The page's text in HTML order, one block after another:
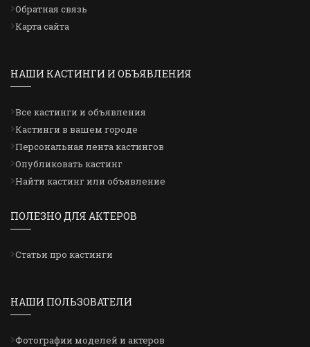
Обратная связь
Карта сайта
НАШИ КАСТИНГИ И ОБЪЯВЛЕНИЯ
Все кастинги и объявления
Кастинги в вашем городе
Персональная лента кастингов
Опубликовать кастинг
Найти кастинг или объявление
ПОЛЕЗНО ДЛЯ АКТЕРОВ
Статьи про кастинги
НАШИ ПОЛЬЗОВАТЕЛИ
Фотографии моделей и актеров